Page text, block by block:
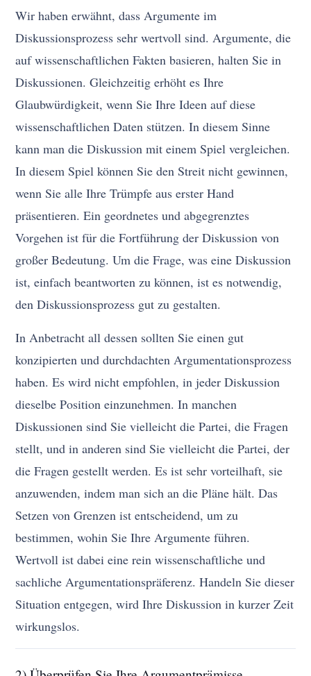
Wir haben erwähnt, dass Argumente im
Diskussionsprozess sehr wertvoll sind. Argumente, die
auf wissenschaftlichen Fakten basieren, halten Sie in
Diskussionen. Gleichzeitig erhöht es Ihre
Glaubwürdigkeit, wenn Sie Ihre Ideen auf diese
wissenschaftlichen Daten stützen. In diesem Sinne
kann man die Diskussion mit einem Spiel vergleichen.
In diesem Spiel können Sie den Streit nicht gewinnen,
wenn Sie alle Ihre Trümpfe aus erster Hand
präsentieren. Ein geordnetes und abgegrenztes
Vorgehen ist für die Fortführung der Diskussion von
großer Bedeutung. Um die Frage, was eine Diskussion
ist, einfach beantworten zu können, ist es notwendig,
den Diskussionsprozess gut zu gestalten.
In Anbetracht all dessen sollten Sie einen gut
konzipierten und durchdachten Argumentationsprozess
haben. Es wird nicht empfohlen, in jeder Diskussion
dieselbe Position einzunehmen. In manchen
Diskussionen sind Sie vielleicht die Partei, die Fragen
stellt, und in anderen sind Sie vielleicht die Partei, der
die Fragen gestellt werden. Es ist sehr vorteilhaft, sie
anzuwenden, indem man sich an die Pläne hält. Das
Setzen von Grenzen ist entscheidend, um zu
bestimmen, wohin Sie Ihre Argumente führen.
Wertvoll ist dabei eine rein wissenschaftliche und
sachliche Argumentationspräferenz. Handeln Sie dieser
Situation entgegen, wird Ihre Diskussion in kurzer Zeit
wirkungslos.